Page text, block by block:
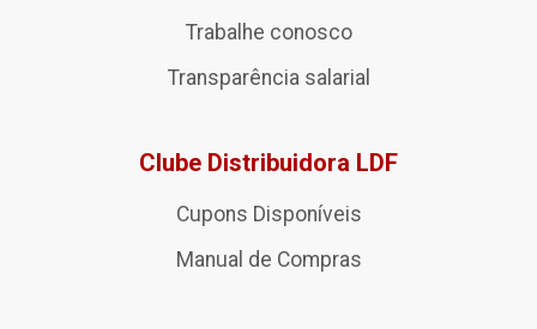
Trabalhe conosco
Transparência salarial
Clube Distribuidora LDF
Cupons Disponíveis
Manual de Compras